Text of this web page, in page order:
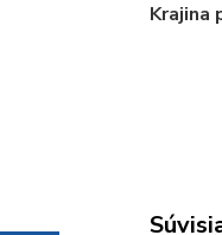
Krajina